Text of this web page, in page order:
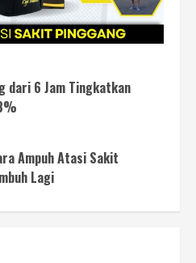
dari 6 Jam Tingkatkan
Ampuh Atasi Sakit
Lagi